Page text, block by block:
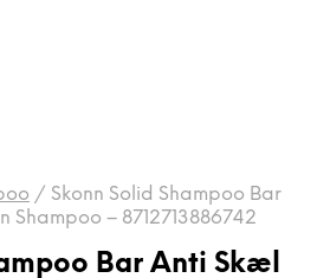
/ Skonn Solid Shampoo Bar
Shampoo – 8712713886742
Bar Anti Skæl